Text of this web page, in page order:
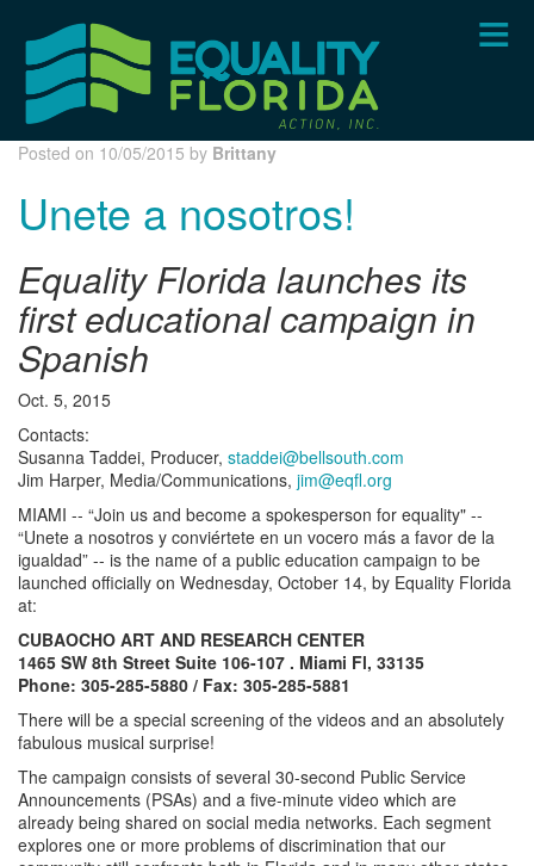
content
Posted on 10/05/2015 by Brittany
​Unete a nosotros!
Equality Florida launches its
first educational campaign in
Spanish
Oct. 5, 2015
Contacts:
Susanna Taddei, Producer, staddei@bellsouth.com
Jim Harper, Media/Communications, jim@eqfl.org
MIAMI -- “Join us and become a spokesperson for equality" --
“Unete a nosotros y conviértete en un vocero más a favor de la
igualdad” -- is the name of a public education campaign to be
launched officially on Wednesday, October 14, by Equality Florida
at:
CUBAOCHO ART AND RESEARCH CENTER
1465 SW 8th Street Suite 106-107 . Miami Fl, 33135
Phone: 305-285-5880 / Fax: 305-285-5881
There will be a special screening of the videos and an absolutely
fabulous musical surprise!
The campaign consists of several 30-second Public Service
Announcements (PSAs) and a five-minute video which are
already being shared on social media networks. Each segment
explores one or more problems of discrimination that our